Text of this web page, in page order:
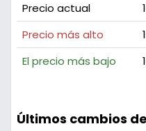
Precio actual
Precio más alto
El precio más bajo
Últimos cambios